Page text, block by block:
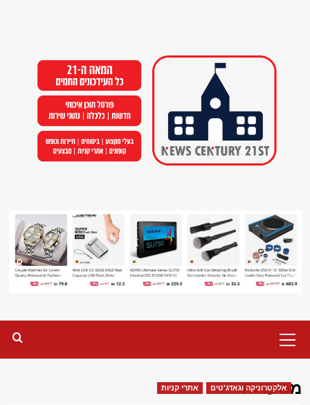
Menu
מסעדות
אלקטרוניקה וגאדג'טים אתרי קניות